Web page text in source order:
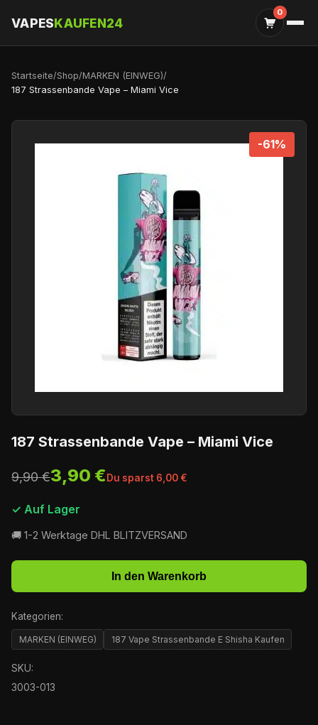
VAPESKAUFEN24
0
Startseite/Shop/MARKEN (EINWEG)/
187 Strassenbande Vape – Miami Vice
-61%
187 Strassenbande Vape – Miami Vice
9,90 €3,90 €Du sparst 6,00 €
✓ Auf Lager
🚚 1-2 Werktage DHL BLITZVERSAND
In den Warenkorb
Kategorien:
MARKEN (EINWEG) 187 Vape Strassenbande E Shisha Kaufen
SKU:
3003-013